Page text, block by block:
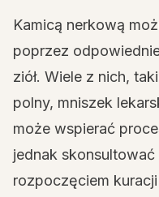
Kamicą nerkową
poprzez
ziół. Wiele z nich,
polny, mniszek
może wspierać
jednak
rozpoczęciem